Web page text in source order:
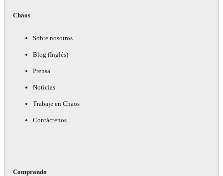
Chaos
Sobre nosotros
Blog (Inglés)
Prensa
Noticias
Trabaje en Chaos
Contáctenos
Comprando